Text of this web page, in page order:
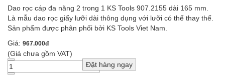
Dao rọc cáp đa năng 2 trong 1 KS Tools 907.2155 dài 165 mm.
Là mẫu dao rọc giấy lưỡi dài thông dụng với lưỡi có thể thay thế.
Sản phẩm được phân phối bởi KS Tools Viet Nam.
Giá: 967.000đ
(Giá chưa gồm VAT)